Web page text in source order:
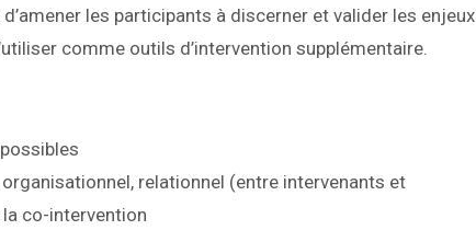
les participants à discerner et valider les enjeux
comme outils d’intervention supplémentaire.
relationnel (entre intervenants et
co-intervention